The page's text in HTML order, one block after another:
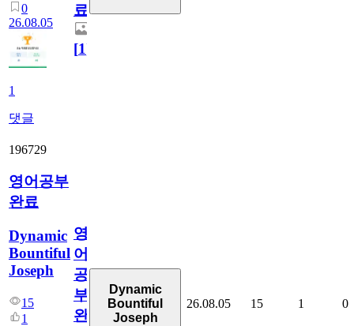
0
26.08.05
1
댓글
료
[1]
196729
영어공부
완료
Dynamic
Bountiful
Joseph
15
1
영
어
공
부
완
Dynamic
Bountiful
Joseph
26.08.05 15 1 0